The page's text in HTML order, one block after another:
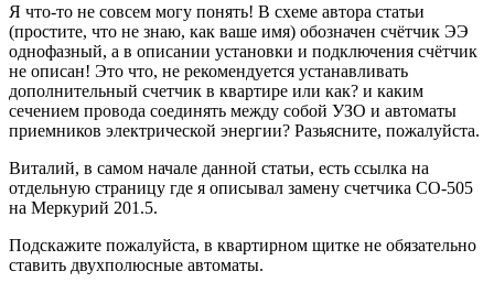
Я что-то не совсем могу понять! В схеме автора статьи
(простите, что не знаю, как ваше имя) обозначен счётчик ЭЭ
однофазный, а в описании установки и подключения счётчик
не описан! Это что, не рекомендуется устанавливать
дополнительный счетчик в квартире или как? и каким
сечением провода соединять между собой УЗО и автоматы
приемников электрической энергии? Разьясните, пожалуйста.
Виталий, в самом начале данной статьи, есть ссылка на
отдельную страницу где я описывал замену счетчика СО-505
на Меркурий 201.5.
Подскажите пожалуйста, в квартирном щитке не обязательно
ставить двухполюсные автоматы.